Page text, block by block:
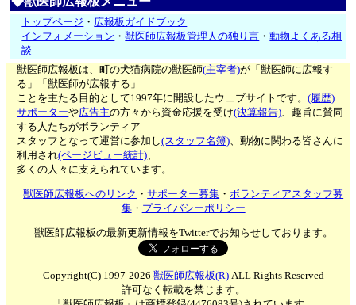
トップページ ・ 広報板ガイドブック
インフォメーション ・獣医師広報板管理人の独り言 ・動物よくある相
談
獣医師広報板は、町の犬猫病院の獣医師(主宰者)が「獣医師に広報す
る」「獣医師が広報する」
ことを主たる目的として1997年に開設したウェブサイトです。(履歴)
サポーターや広告主の方々から資金応援を受け(決算報告)、趣旨に賛同
する人たちがボランティア
スタッフとなって運営に参加し(スタッフ名簿)、動物に関わる皆さんに
利用され(ページビュー統計)、
多くの人々に支えられています。
獣医師広報板へのリンク ・サポーター募集 ・ボランティアスタッフ募
集・ プライバシーポリシー
獣医師広報板の最新更新情報をTwitterでお知らせしております。
Copyright(C) 1997-2026 獣医師広報板(R)ALL Rights Reserved
許可なく転載を禁じます。